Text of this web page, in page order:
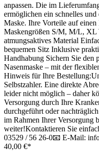
anpassen. Die im
ermöglichen ein schnelles
Maske. Ihre Vorteile auf
Maskengrößen S/M, M/L, XL
atmungsaktives Material
bequemen Sitz Inklusive
Handhabung Sichern Sie den
Nasenmaske – mit der
Hinweis für Ihre
Selbstzahler. Eine direkte
leider nicht möglich – daher
Versorgung durch Ihre
durchgeführt oder
im Rahmen Ihrer Versorgung
weiter!Kontaktieren Sie
03529 / 56 26-0📧 E-Mail:
40,00 €*